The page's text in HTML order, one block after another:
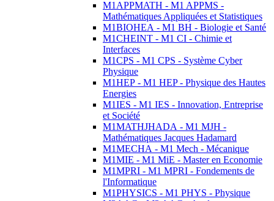
M1APPMATH - M1 APPMS -
Mathématiques Appliquées et Statistiques
M1BIOHEA - M1 BH - Biologie et Santé
M1CHEINT - M1 CI - Chimie et
Interfaces
M1CPS - M1 CPS - Système Cyber
Physique
M1HEP - M1 HEP - Physique des Hautes
Energies
M1IES - M1 IES - Innovation, Entreprise
et Société
M1MATHJHADA - M1 MJH -
Mathématiques Jacques Hadamard
M1MECHA - M1 Mech - Mécanique
M1MIE - M1 MiE - Master en Economie
M1MPRI - M1 MPRI - Fondements de
l'Informatique
M1PHYSICS - M1 PHYS - Physique